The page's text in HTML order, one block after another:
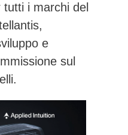
i marchi del
e
sul